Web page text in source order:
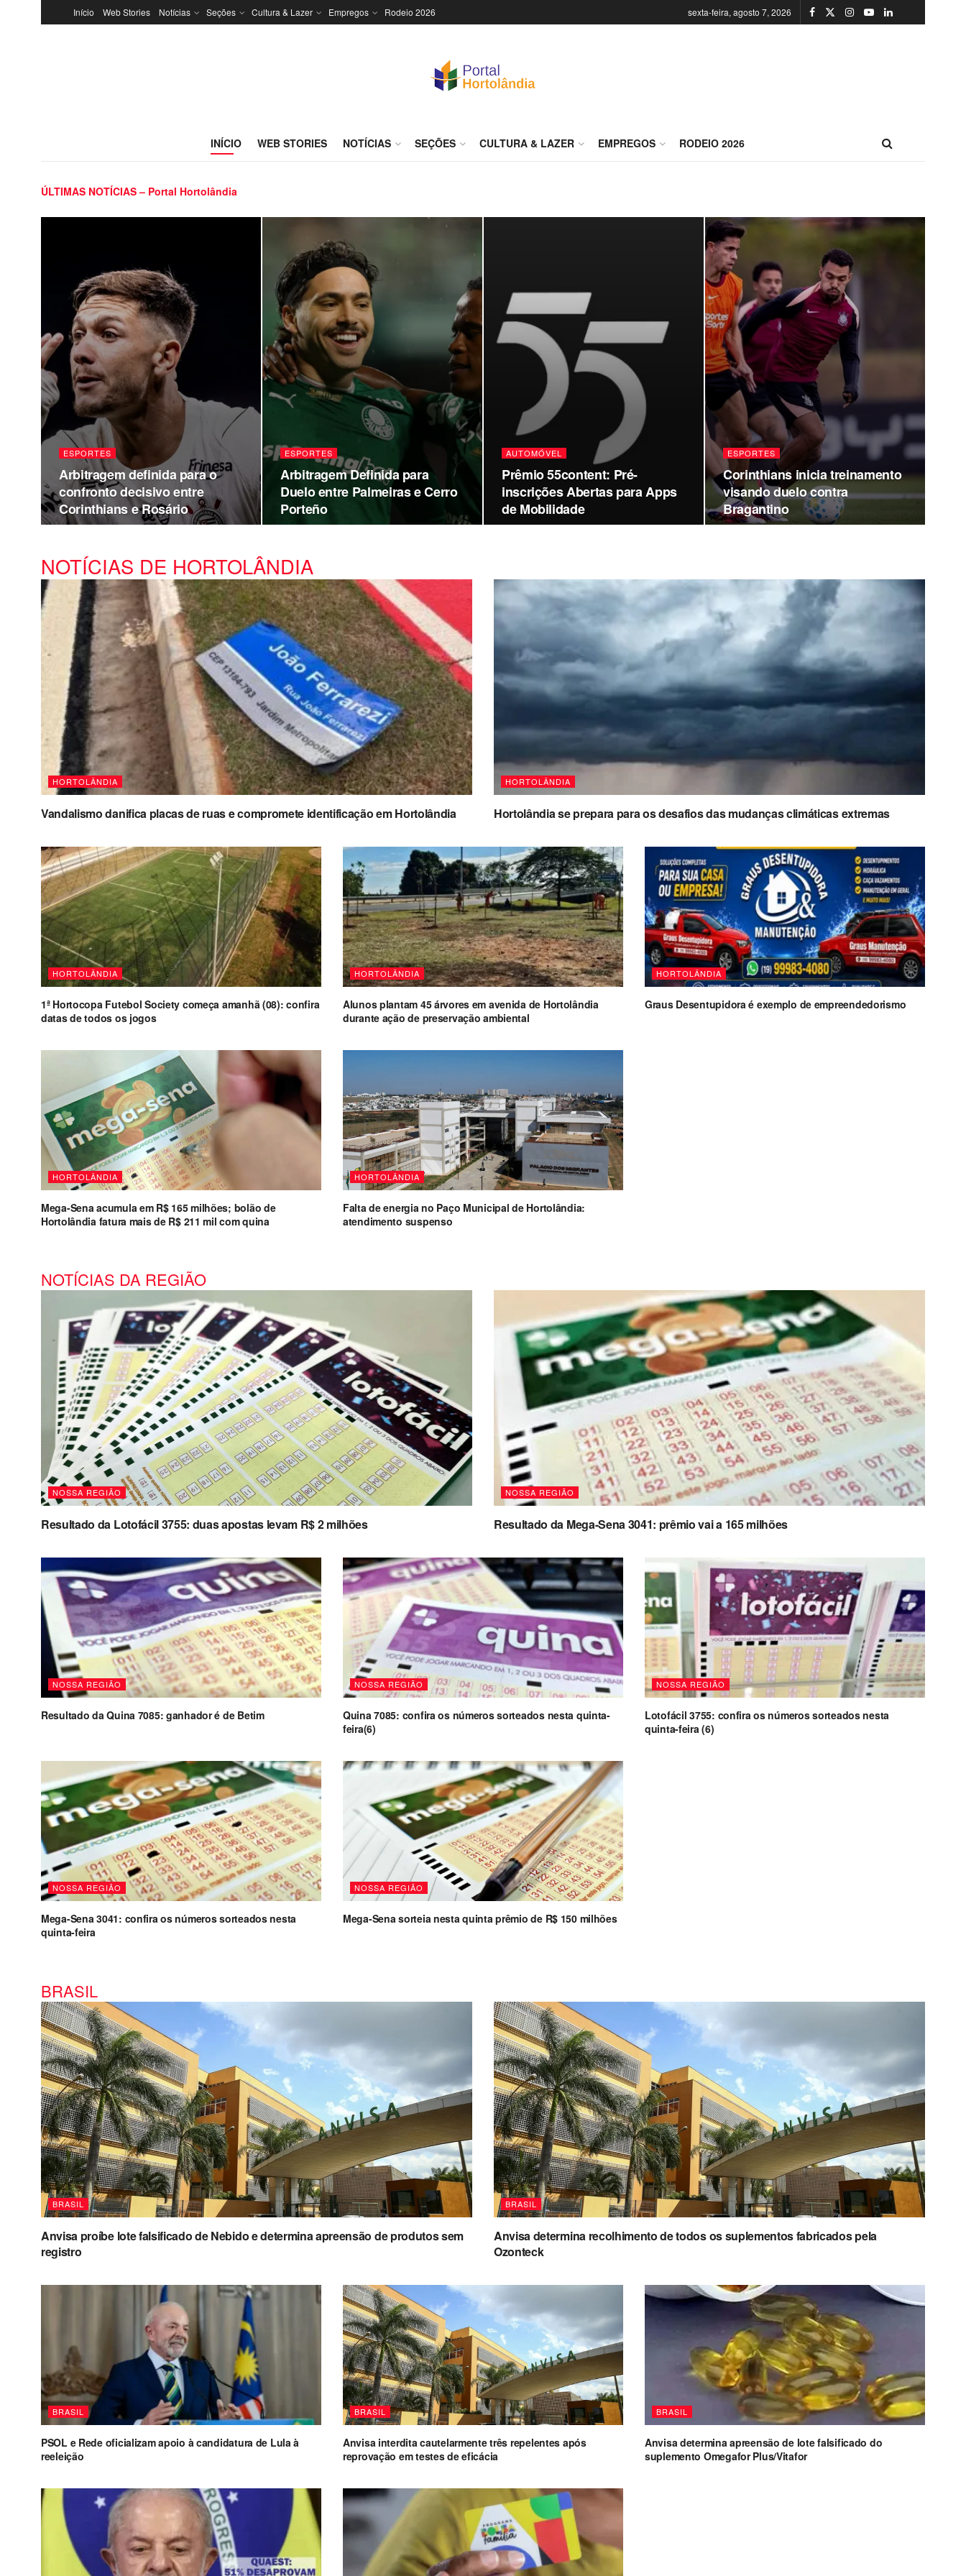
Início Web Stories Notícias Seções Cultura & Lazer Empregos Rodeio 2026 sexta-feira, agosto 7, 2026
INÍCIO WEB STORIES NOTÍCIAS SEÇÕES CULTURA & LAZER EMPREGOS RODEIO 2026
ÚLTIMAS NOTÍCIAS – Portal Hortolândia
ESPORTES
Arbitragem definida para o
confronto decisivo entre
Corinthians e Rosário
ESPORTES
Arbitragem Definida para
Duelo entre Palmeiras e Cerro
Porteño
AUTOMÓVEL
Prêmio 55content: Pré-
inscrições Abertas para Apps
de Mobilidade
ESPORTES
Corinthians inicia treinamento
visando duelo contra
Bragantino
NOTÍCIAS DE HORTOLÂNDIA
HORTOLÂNDIA
Vandalismo danifica placas de ruas e compromete identificação em Hortolândia
HORTOLÂNDIA
Hortolândia se prepara para os desafios das mudanças climáticas extremas
HORTOLÂNDIA
1ª Hortocopa Futebol Society começa amanhã (08): confira
datas de todos os jogos
HORTOLÂNDIA
Alunos plantam 45 árvores em avenida de Hortolândia
durante ação de preservação ambiental
HORTOLÂNDIA
Graus Desentupidora é exemplo de empreendedorismo
HORTOLÂNDIA
Mega-Sena acumula em R$ 165 milhões; bolão de
Hortolândia fatura mais de R$ 211 mil com quina
HORTOLÂNDIA
Falta de energia no Paço Municipal de Hortolândia:
atendimento suspenso
NOTÍCIAS DA REGIÃO
NOSSA REGIÃO
Resultado da Lotofácil 3755: duas apostas levam R$ 2 milhões
NOSSA REGIÃO
Resultado da Mega-Sena 3041: prêmio vai a 165 milhões
NOSSA REGIÃO
Resultado da Quina 7085: ganhador é de Betim
NOSSA REGIÃO
Quina 7085: confira os números sorteados nesta quinta-
feira(6)
NOSSA REGIÃO
Lotofácil 3755: confira os números sorteados nesta
quinta-feira (6)
NOSSA REGIÃO
Mega-Sena 3041: confira os números sorteados nesta
quinta-feira
NOSSA REGIÃO
Mega-Sena sorteia nesta quinta prêmio de R$ 150 milhões
BRASIL
BRASIL
Anvisa proíbe lote falsificado de Nebido e determina apreensão de produtos sem
registro
BRASIL
Anvisa determina recolhimento de todos os suplementos fabricados pela
Ozonteck
BRASIL
PSOL e Rede oficializam apoio à candidatura de Lula à
reeleição
BRASIL
Anvisa interdita cautelarmente três repelentes após
reprovação em testes de eficácia
BRASIL
Anvisa determina apreensão de lote falsificado do
suplemento Omegafor Plus/Vitafor